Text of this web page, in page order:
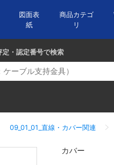
図面表
紙
商品カテゴ
リ
定・認定番号で検索
09_01_01_直線・カバー関連
カバー